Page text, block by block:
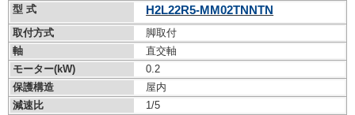
型 式
H2L22R5-MM02TNNTN
取付方式
脚取付
軸
直交軸
モーター(kW)
0.2
保護構造
屋内
減速比
1/5